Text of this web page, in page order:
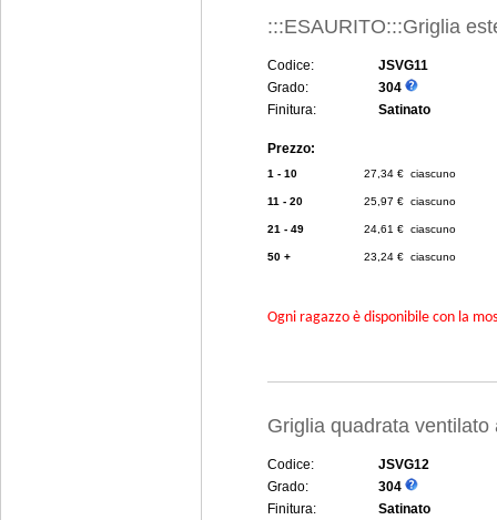
:::ESAURITO:::Griglia
Codice:
JSVG11
Grado:
304
Finitura:
Satinato
Prezzo:
1 - 10 27,34 € ciascuno
11 - 20 25,97 € ciascuno
21 - 49 24,61 € ciascuno
50 + 23,24 € ciascuno
Ogni ragazzo è disponibile con la
Griglia quadrata
Codice:
JSVG12
Grado:
304
Finitura:
Satinato